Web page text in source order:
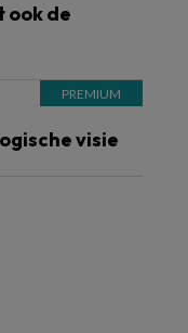
ook de
visie